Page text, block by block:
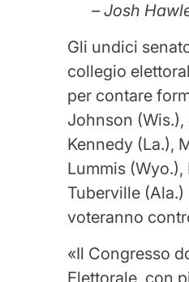
– Josh
Gli undici
collegio
per contare
Johnson
Kennedy (La.),
Lummis (Wyo.),
Tuberville
voteranno
«Il Congresso
Elettorale, con